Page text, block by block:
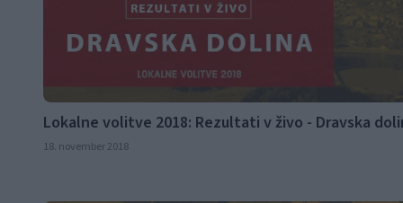
Lokalne volitve 2018: Rezultati v živo - Dravska
18. november 2018